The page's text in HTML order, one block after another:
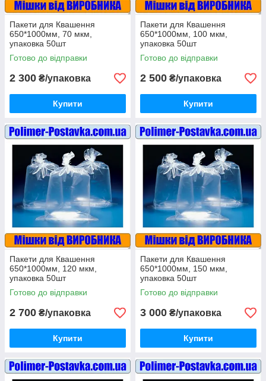
Пакети для Квашення
650*1000мм, 70 мкм,
упаковка 50шт
Готово до відправки
2 300 ₴/упаковка
Купити
Пакети для Квашення
650*1000мм, 100 мкм,
упаковка 50шт
Готово до відправки
2 500 ₴/упаковка
Купити
Пакети для Квашення
650*1000мм, 120 мкм,
упаковка 50шт
Готово до відправки
2 700 ₴/упаковка
Купити
Пакети для Квашення
650*1000мм, 150 мкм,
упаковка 50шт
Готово до відправки
3 000 ₴/упаковка
Купити